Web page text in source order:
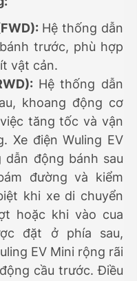
Hệ thống dẫn
trước, phù hợp
vật cản.
Hệ thống dẫn
khoang động cơ
tăng tốc và vận
Xe điện Wuling EV
động bánh sau
đường và kiểm
khi xe di chuyển
hoặc khi vào cua
đặt ở phía sau,
EV Mini rộng rãi
cầu trước. Điều